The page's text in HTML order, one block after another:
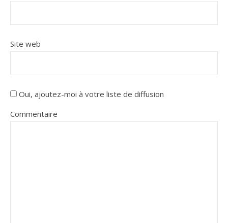
Site web
Oui, ajoutez-moi à votre liste de diffusion
Commentaire